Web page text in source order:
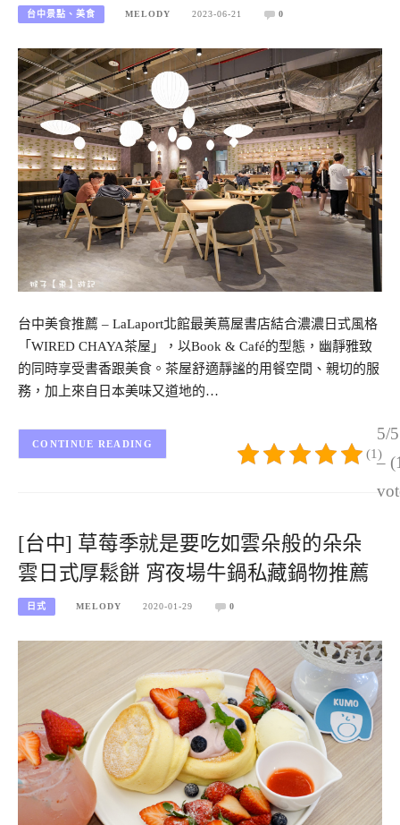
台中景點、美食 MELODY 2023-06-21 0
台中美食推薦 – LaLaport北館最美蔦屋書店結合濃濃日式風格
「WIRED CHAYA茶屋」，以Book & Café的型態，幽靜雅致
的同時享受書香跟美食。茶屋舒適靜謐的用餐空間、親切的服
務，加上來自日本美味又道地的…
5/5
–
(1)
CONTINUE READING
[台中] 草莓季就是要吃如雲朵般的朵朵
雲日式厚鬆餅 宵夜場牛鍋私藏鍋物推薦
日式 MELODY 2020-01-29 0